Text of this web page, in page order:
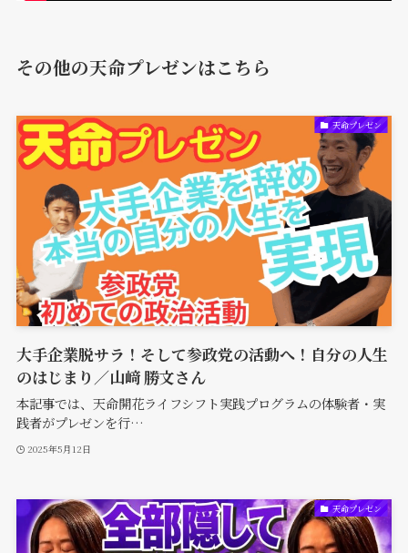
その他の天命プレゼンはこちら
天命プレゼン
大手企業脱サラ！そして参政党の活動へ！自分の人生
のはじまり／山﨑 勝文さん
本記事では、天命開花ライフシフト実践プログラムの体験者・実
践者がプレゼンを行…
2025年5月12日
天命プレゼン